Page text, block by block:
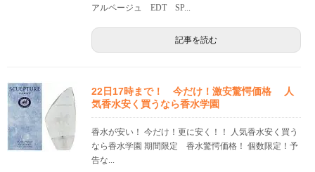
アルページュ EDT SP...
記事を読む
22日17時まで！ 今だけ！激安驚愕価格 人
気香水安く買うなら香水学園
香水が安い！ 今だけ！更に安く！！ 人気香水安く買う
なら香水学園 期間限定 香水驚愕価格！ 個数限定！予
告な...